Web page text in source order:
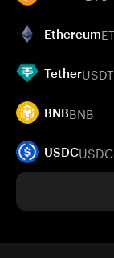
Ethereum
TetherUSDT
BNBBNB
USDCUSDC